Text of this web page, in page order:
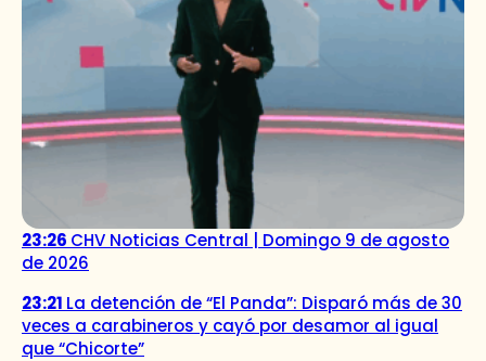
23:26 CHV Noticias Central | Domingo 9 de agosto
de 2026
23:21 La detención de “El Panda”: Disparó más de 30
veces a carabineros y cayó por desamor al igual
que “Chicorte”